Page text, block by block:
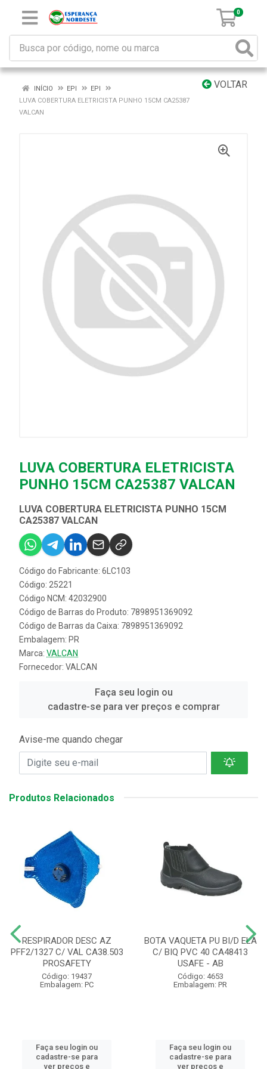
0
VOLTAR
INÍCIO EPI
EPI
LUVA COBERTURA ELETRICISTA PUNHO 15CM CA25387
VALCAN
LUVA COBERTURA ELETRICISTA
PUNHO 15CM CA25387 VALCAN
LUVA COBERTURA ELETRICISTA PUNHO 15CM
CA25387 VALCAN
Código do Fabricante: 6LC103
Código: 25221
Código NCM: 42032900
Código de Barras do Produto: 7898951369092
Código de Barras da Caixa: 7898951369092
Embalagem: PR
Marca: VALCAN
Fornecedor: VALCAN
Faça seu login ou
cadastre-se para ver preços e comprar
Avise-me quando chegar
Produtos Relacionados
RESPIRADOR DESC AZ
PFF2/1327 C/ VAL CA38.503
PROSAFETY
Código: 19437
Embalagem: PC
Faça seu login ou
cadastre-se para
ver preços e
BOTA VAQUETA PU BI/D ELA
C/ BIQ PVC 40 CA48413
USAFE - AB
Código: 4653
Embalagem: PR
Faça seu login ou
cadastre-se para
ver preços e